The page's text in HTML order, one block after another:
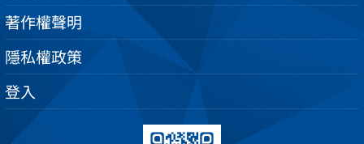
著作權聲明
隱私權政策
登入